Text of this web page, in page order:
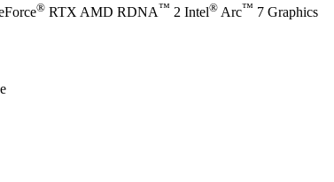
® RTX AMD RDNA™ 2 Intel® Arc™ 7 Graphics